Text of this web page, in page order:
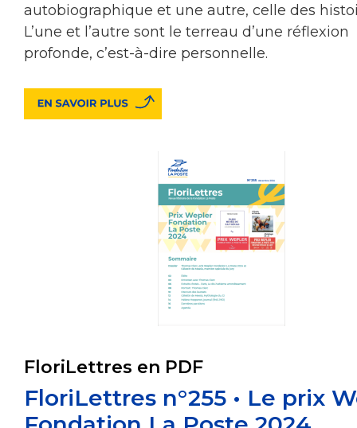
autobiographique et une autre, celle des
L’une et l’autre sont le terreau d’une réflexion
profonde, c’est-à-dire personnelle.
FloriLettres en PDF
FloriLettres n°255 • Le prix